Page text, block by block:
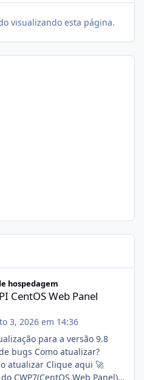
visualizando esta página.
hospedagem
CentOS Web Panel
3, 2026 em 14:36
atualizar?
atualizar Clique aqui 🚀